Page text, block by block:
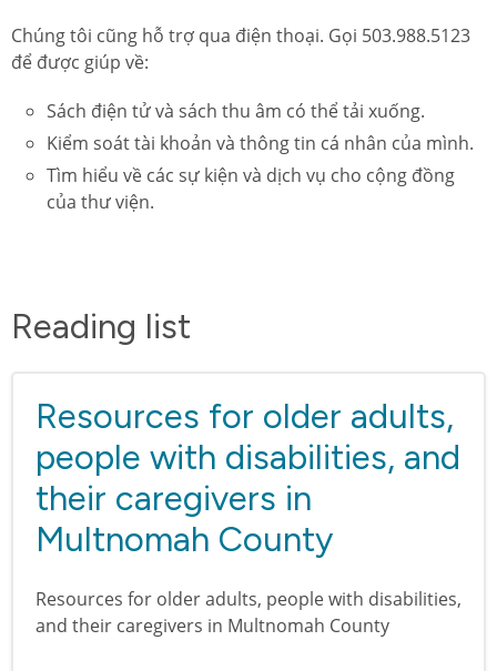
Chúng tôi cũng hỗ trợ qua điện thoại. Gọi 503.988.5123
để được giúp về:
Sách điện tử và sách thu âm có thể tải xuống.
Kiểm soát tài khoản và thông tin cá nhân của mình.
Tìm hiểu về các sự kiện và dịch vụ cho cộng đồng
của thư viện.
Reading list
Resources for older adults,
people with disabilities, and
their caregivers in
Multnomah County
Resources for older adults, people with disabilities,
and their caregivers in Multnomah County